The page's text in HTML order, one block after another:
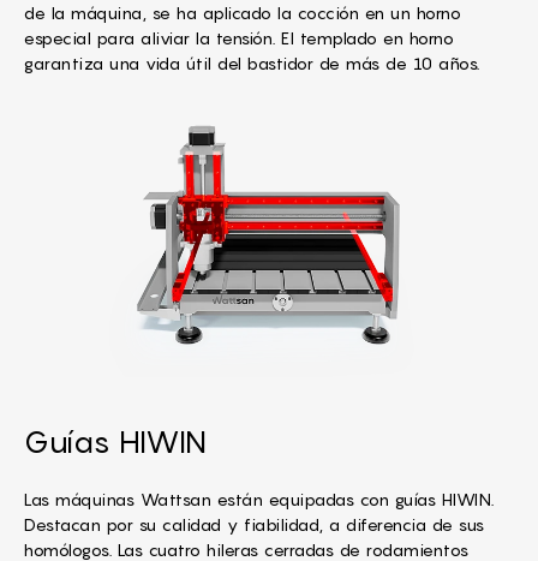
de la máquina, se ha aplicado la cocción en un horno
especial para aliviar la tensión. El templado en horno
garantiza una vida útil del bastidor de más de 10 años.
Guías HIWIN
Las máquinas Wattsan están equipadas con guías HIWIN.
Destacan por su calidad y fiabilidad, a diferencia de sus
homólogos. Las cuatro hileras cerradas de rodamientos